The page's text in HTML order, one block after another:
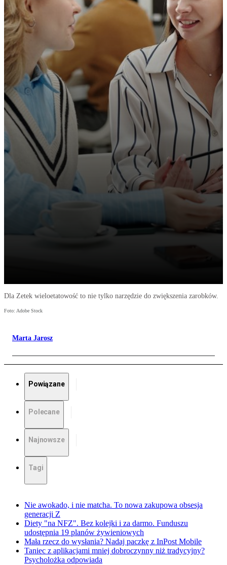
Dla Zetek wieloetatowość to nie tylko narzędzie do zwiększenia zarobków.
Foto: Adobe Stock
Marta Jarosz
Powiązane
Polecane
Najnowsze
Tagi
Nie awokado, i nie matcha. To nowa zakupowa obsesja
generacji Z
Diety "na NFZ". Bez kolejki i za darmo. Funduszu
udostępnia 19 planów żywieniowych
Mała rzecz do wysłania? Nadaj paczkę z InPost Mobile
Taniec z aplikacjami mniej dobroczynny niż tradycyjny?
Psycholożka odpowiada